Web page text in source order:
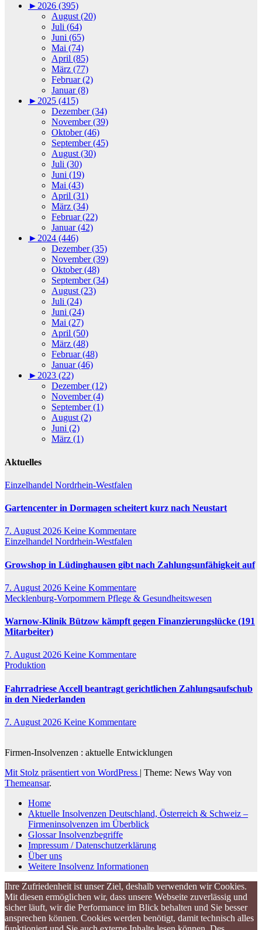
► 2026 (395)
August (20)
Juli (64)
Juni (65)
Mai (74)
April (85)
März (77)
Februar (2)
Januar (8)
► 2025 (415)
Dezember (34)
November (39)
Oktober (46)
September (45)
August (30)
Juli (30)
Juni (19)
Mai (43)
April (31)
März (34)
Februar (22)
Januar (42)
► 2024 (446)
Dezember (35)
November (39)
Oktober (48)
September (34)
August (23)
Juli (24)
Juni (24)
Mai (27)
April (50)
März (48)
Februar (48)
Januar (46)
► 2023 (22)
Dezember (12)
November (4)
September (1)
August (2)
Juni (2)
März (1)
Aktuelles
Einzelhandel Nordrhein-Westfalen
Gartencenter in Dormagen scheitert kurz nach Neustart
7. August 2026 Keine Kommentare
Einzelhandel Nordrhein-Westfalen
Growshop in Lüdinghausen gibt nach Zahlungsunfähigkeit auf
7. August 2026 Keine Kommentare
Mecklenburg-Vorpommern Pflege & Gesundheitswesen
Warnow-Klinik Bützow kämpft gegen Finanzierungslücke (191
Mitarbeiter)
7. August 2026 Keine Kommentare
Produktion
Fahrradriese Accell beantragt gerichtlichen Zahlungsaufschub
in den Niederlanden
7. August 2026 Keine Kommentare
Firmen-Insolvenzen : aktuelle Entwicklungen
Mit Stolz präsentiert von WordPress | Theme: News Way von
Themeansar.
Home
Aktuelle Insolvenzen Deutschland, Österreich & Schweiz –
Firmeninsolvenzen im Überblick
Glossar Insolvenzbegriffe
Impressum / Datenschutzerklärung
Über uns
Weitere Insolvenz Informationen
Ihre Zufriedenheit ist unser Ziel, deshalb verwenden wir Cookies.
Mit diesen ermöglichen wir, dass unsere Webseite zuverlässig und
sicher läuft, wir die Performance im Blick behalten und Sie besser
ansprechen können. Cookies werden benötigt, damit technisch alles